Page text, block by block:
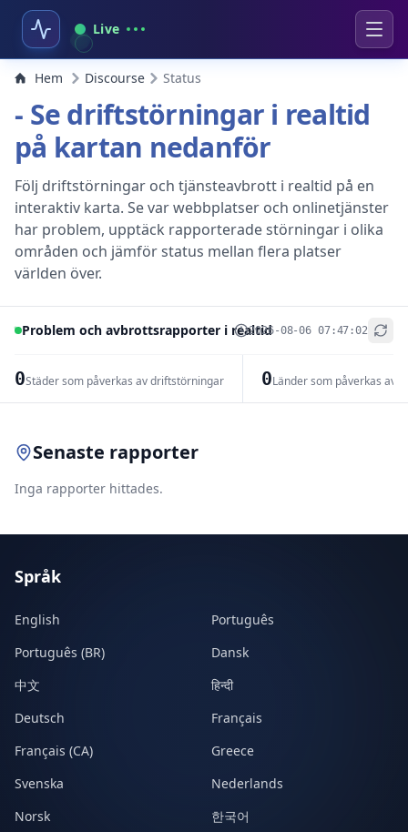
Live
Hem Discourse Status
- Se driftstörningar i realtid
på kartan nedanför
Följ driftstörningar och tjänsteavbrott i realtid på en
interaktiv karta. Se var webbplatser och onlinetjänster
har problem, upptäck rapporterade störningar i olika
områden och jämför status mellan flera platser
världen över.
Problem och avbrottsrapporter i realtid2026-08-06 07:47:02
0Städer som påverkas av driftstörningar 0Länder som påverkas av
+
Senaste rapporter
Inga rapporter hittades.
Språk
English
Português
Português (BR)
Dansk
中文
हिन्दी
Deutsch
Français
Français (CA)
Greece
Svenska
Nederlands
Norsk
한국어